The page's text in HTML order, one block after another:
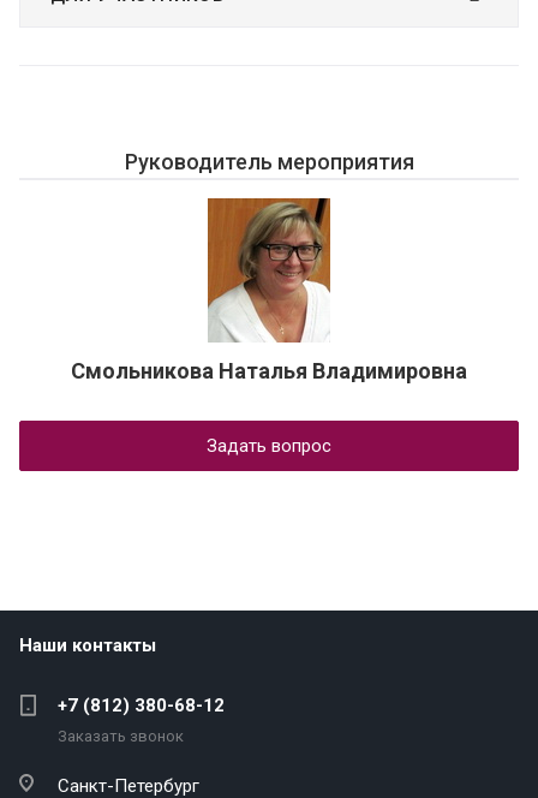
Руководитель мероприятия
Смольникова Наталья Владимировна
Задать вопрос
Наши контакты
+7 (812) 380-68-12
Заказать звонок
Санкт-Петербург